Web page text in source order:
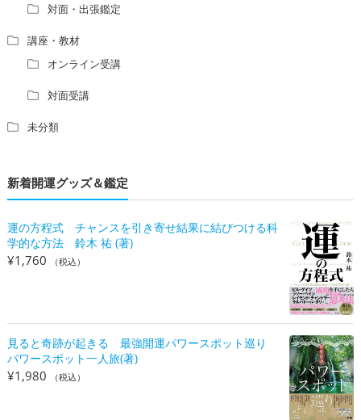
対面・出張鑑定
講座・教材
オンライン受講
対面受講
未分類
新着開運グッズ＆鑑定
運の方程式 チャンスを引き寄せ結果に結びつける科
学的な方法 鈴木 祐 (著)
¥1,760 （税込）
見ると奇跡が起きる 最強開運パワースポット巡り
パワースポット一人旅(著)
¥1,980 （税込）